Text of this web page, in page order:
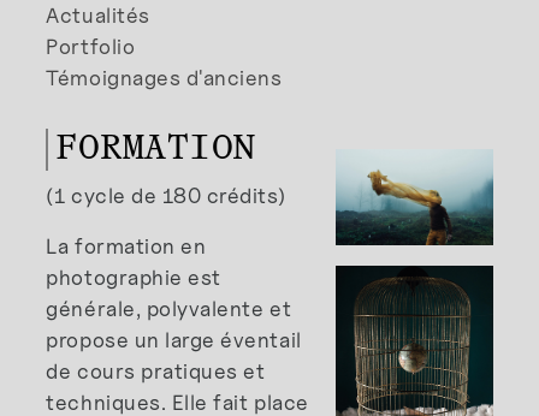
Actualités
Portfolio
Témoignages d'anciens
FORMATION
(1 cycle de 180 crédits)
La formation en
photographie est
générale, polyvalente et
propose un large éventail
de cours pratiques et
techniques. Elle fait place